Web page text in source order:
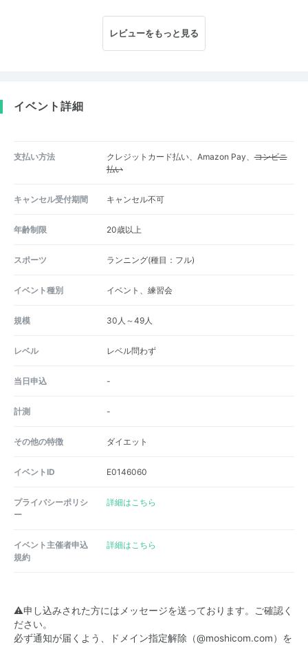
レビューをもっと見る
イベント詳細
支払い方法 クレジットカード払い、Amazon Pay、コンビニ
払い
キャンセル受付期間 キャンセル不可
年齢制限 20歳以上
スポーツ ランニング(種目：フル)
イベント種別 イベント、練習会
規模 30人～49人
レベル レベル問わず
当日申込 -
計測 -
その他の特徴 ダイエット
イベントID E0146060
プライバシーポリシ
ー
詳細はこちら
イベント主催者申込
規約
詳細はこちら
⚠️申し込みされた方にはメッセージを送っております。ご確認く
ださい。
必ず通知が届くよう、ドメイン指定解除（@moshicom.com）を